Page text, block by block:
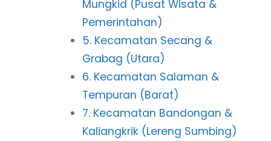
Mungkid (Pusat Wisata &
Pemerintahan)
5. Kecamatan Secang &
Grabag (Utara)
6. Kecamatan Salaman &
Tempuran (Barat)
7. Kecamatan Bandongan &
Kaliangkrik (Lereng Sumbing)